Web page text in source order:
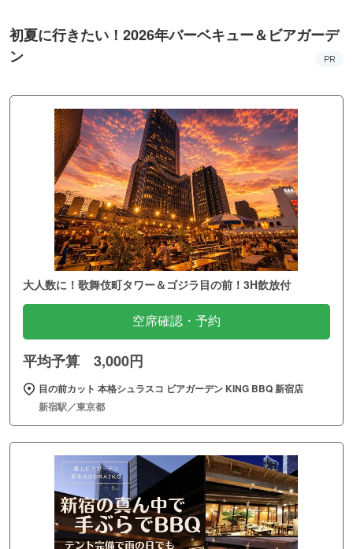
初夏に行きたい！2026年バーベキュー＆ビアガーデ
ン
PR
大人数に！歌舞伎町タワー＆ゴジラ目の前！3H飲放付
空席確認・予約
平均予算 3,000円
目の前カット 本格シュラスコ ビアガーデン KING BBQ 新宿店
新宿駅／東京都